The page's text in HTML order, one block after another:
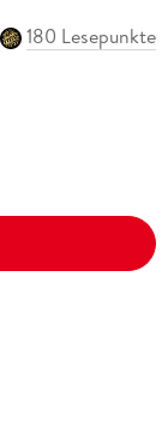
180 Lesepunkte